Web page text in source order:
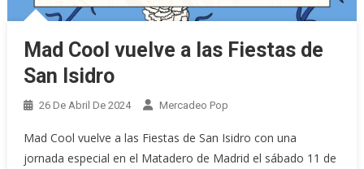
Mad Cool vuelve a las Fiestas de
San Isidro
26 De Abril De 2024 Mercadeo Pop
Mad Cool vuelve a las Fiestas de San Isidro con una
jornada especial en el Matadero de Madrid el sábado 11 de